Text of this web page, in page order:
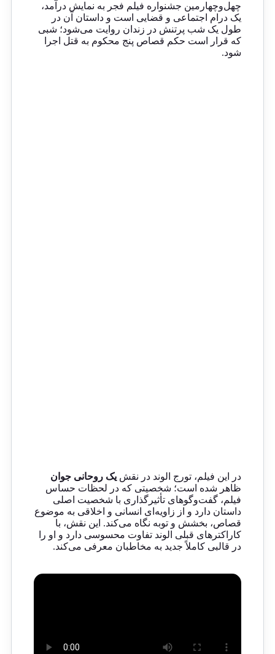
چهل‌وچهارمین جشنواره فیلم فجر به نمایش درآمد،
یک درام اجتماعی و قضایی است و داستان آن در
طول یک شب پرتنش در زندان روایت می‌شود؛ شبی
که قرار است حکم قصاص پنج محکوم به قتل اجرا
شود.
در این فیلم، تورج الوند در نقشیک روحانی جوان
ظاهر شده است؛ شخصیتی که در لحظات حساس
فیلم، گفت‌وگوهای تأثیرگذاری با شخصیت اصلی
داستان دارد و از زاویه‌ای انسانی و اخلاقی به موضوع
قصاص، بخشش و توبه نگاه می‌کند. این نقش، با
کاراکترهای قبلی الوند تفاوت محسوسی دارد و او را
در قالبی کاملاً جدید به مخاطبان معرفی می‌کند.